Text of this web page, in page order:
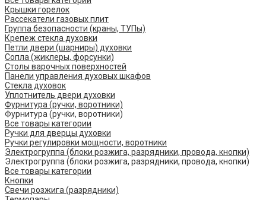
Крышки горелок
Рассекатели газовых плит
Группа безопасности (краны, ТУПы)
Крепеж стекла духовки
Петли двери (шарниры) духовки
Сопла (жиклеры, форсунки)
Столы варочных поверхностей
Панели управления духовых шкафов
Стекла духовок
Уплотнитель двери духовки
Фурнитура (ручки, воротники)
Фурнитура (ручки, воротники)
Все товары категории
Ручки для дверцы духовки
Ручки регулировки мощности, воротники
Электрогруппа (блоки розжига, разрядники, провода, кнопки)
Электрогруппа (блоки розжига, разрядники, провода, кнопки)
Все товары категории
Кнопки
Свечи розжига (разрядники)